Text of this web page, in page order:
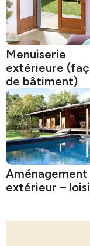
Menuiserie
extérieure
de bâtiment)
Aménagement
extérieur –